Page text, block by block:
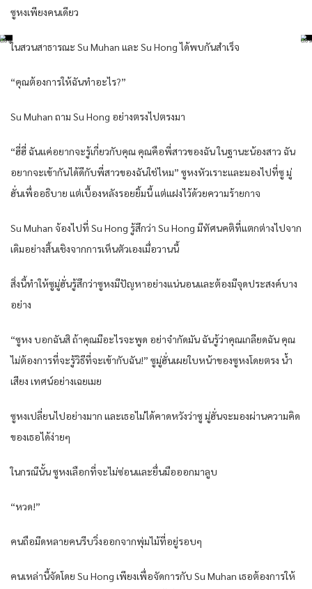
ซูหงเพียงคนเดียว
ในสวนสาธารณะ Su Muhan และ Su Hong ได้พบกันสำเร็จ
“คุณต้องการให้ฉันทำอะไร?”
Su Muhan ถาม Su Hong อย่างตรงไปตรงมา
“ฮี่ฮี่ ฉันแค่อยากจะรู้เกี่ยวกับคุณ คุณคือพี่สาวของฉัน ในฐานะน้องสาว ฉัน
อยากจะเข้ากันได้ดีกับพี่สาวของฉันใช่ไหม” ซูหงหัวเราะและมองไปที่ซู มู่
ฮั่นเพื่ออธิบาย แต่เบื้องหลังรอยยิ้มนี้ แต่แฝงไว้ด้วยความร้ายกาจ
Su Muhan จ้องไปที่ Su Hong รู้สึกว่า Su Hong มีทัศนคติที่แตกต่างไปจาก
เดิมอย่างสิ้นเชิงจากการเห็นตัวเองเมื่อวานนี้
สิ่งนี้ทำให้ซูมู่ฮั่นรู้สึกว่าซูหงมีปัญหาอย่างแน่นอนและต้องมีจุดประสงค์บาง
อย่าง
“ซูหง บอกฉันสิ ถ้าคุณมีอะไรจะพูด อย่าจำกัดมัน ฉันรู้ว่าคุณเกลียดฉัน คุณ
ไม่ต้องการที่จะรู้วิธีที่จะเข้ากับฉัน!” ซูมู่ฮั่นเผยใบหน้าของซูหงโดยตรง น้ำ
เสียง เทศน์อย่างเฉยเมย
ซูหงเปลี่ยนไปอย่างมาก และเธอไม่ได้คาดหวังว่าซู มู่ฮั่นจะมองผ่านความคิด
ของเธอได้ง่ายๆ
ในกรณีนั้น ซูหงเลือกที่จะไม่ซ่อนและยื่นมือออกมาลูบ
“หวด!”
คนถือมีดหลายคนรีบวิ่งออกจากพุ่มไม้ที่อยู่รอบๆ
คนเหล่านี้จัดโดย Su Hong เพียงเพื่อจัดการกับ Su Muhan เธอต้องการให้